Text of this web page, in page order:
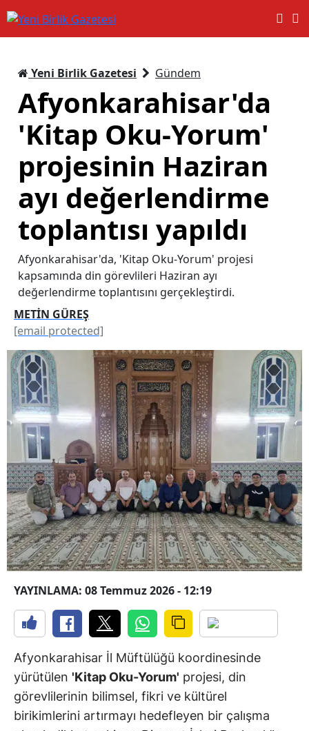
Yeni Birlik Gazetesi Gündem
Afyonkarahisar'da
'Kitap Oku-Yorum'
projesinin Haziran
ayı değerlendirme
toplantısı yapıldı
Afyonkarahisar'da, 'Kitap Oku-Yorum' projesi
kapsamında din görevlileri Haziran ayı
değerlendirme toplantısını gerçekleştirdi.
METİN GÜREŞ
[email protected]
YAYINLAMA: 08 Temmuz 2026 - 12:19
Afyonkarahisar İl Müftülüğü koordinesinde
yürütülen 'Kitap Oku-Yorum' projesi, din
görevlilerinin bilimsel, fikri ve kültürel
birikimlerini artırmayı hedefleyen bir çalışma